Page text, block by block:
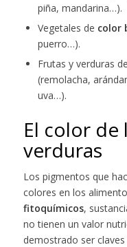
piña, mandarina…).
Vegetales de color
puerro…).
Frutas y verduras de
(remolacha,
uva…).
El color de
verduras
Los pigmentos que
colores en los
fitoquímicos,
no tienen un valor
demostrado ser